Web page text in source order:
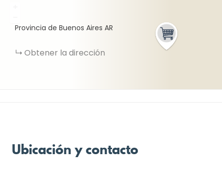
Provincia de Buenos Aires AR
Obtener la dirección
Ubicación y contacto